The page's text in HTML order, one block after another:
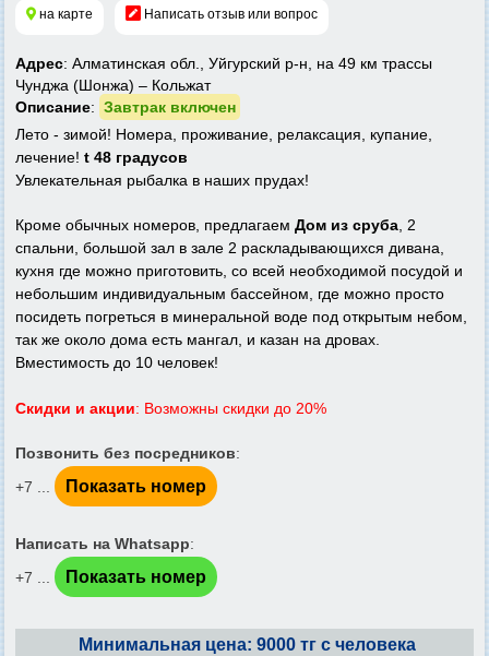
на карте Написать отзыв или вопрос
Адрес: Алматинская обл., Уйгурский р-н, на 49 км трассы
Чунджа (Шонжа) – Кольжат
Описание: Завтрак включен
Лето - зимой! Номера, проживание, релаксация, купание,
лечение! t 48 градусов
Увлекательная рыбалка в наших прудах!
Кроме обычных номеров, предлагаем Дом из сруба, 2
спальни, большой зал в зале 2 раскладывающихся дивана,
кухня где можно приготовить, со всей необходимой посудой и
небольшим индивидуальным бассейном, где можно просто
посидеть погреться в минеральной воде под открытым небом,
так же около дома есть мангал, и казан на дровах.
Вместимость до 10 человек!
Скидки и акции: Возможны скидки до 20%
Позвонить без посредников:
+7 ...
Показать номер
Написать на Whatsapp:
+7 ...
Показать номер
Минимальная цена: 9000 тг с человека